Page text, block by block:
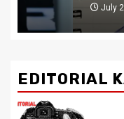
July 29, 2026
EDITORIAL